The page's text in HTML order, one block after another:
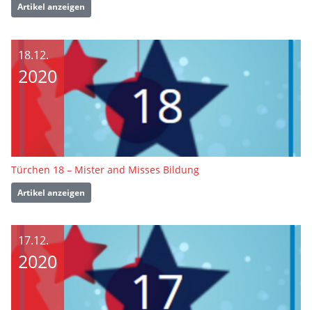
Artikel anzeigen
18.12.
2020
Türchen 18 – Mister and Misses Bildung
Artikel anzeigen
17.12.
2020